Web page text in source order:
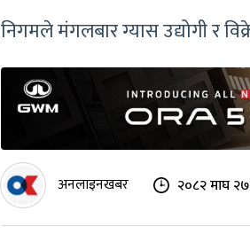
निगमले मंगलबार ग्यास उद्योगी र
अनलाइनखबर २०८२ माघ